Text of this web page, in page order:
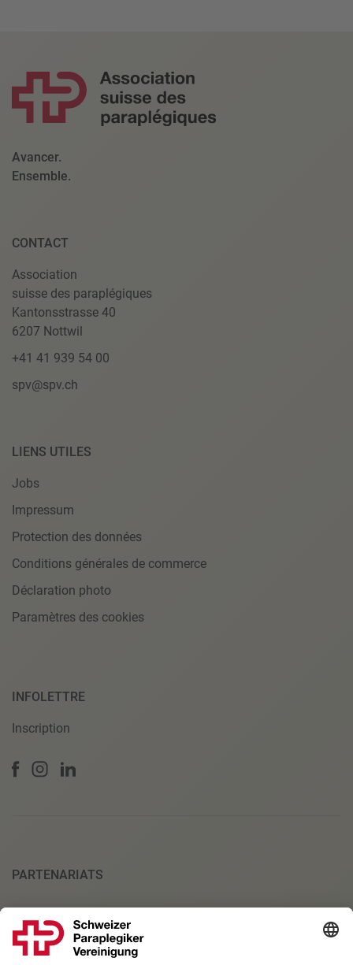
Avancer.
Ensemble.
CONTACT
Association
suisse des paraplégiques
Kantonsstrasse 40
6207 Nottwil
+41 41 939 54 00
spv@spv.ch
LIENS UTILES
Jobs
Impressum
Protection des données
Conditions générales de commerce
Déclaration photo
Paramètres des cookies
INFOLETTRE
Inscription
PARTENARIATS